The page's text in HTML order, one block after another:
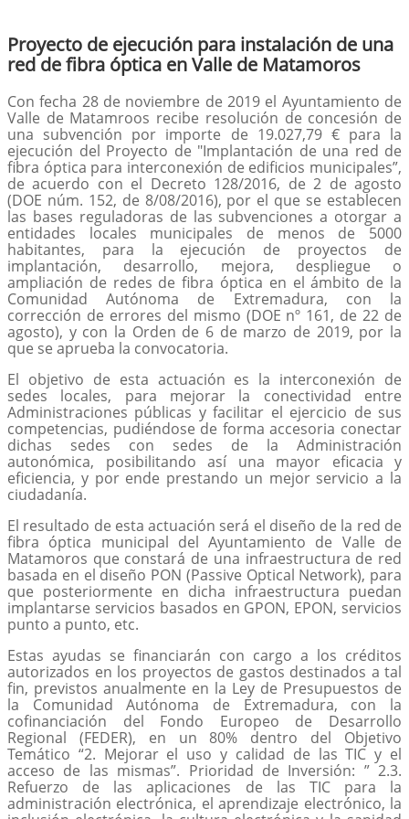
Proyecto de ejecución para instalación de una
red de fibra óptica en Valle de Matamoros
Con fecha 28 de noviembre de 2019 el Ayuntamiento de
Valle de Matamroos recibe resolución de concesión de
una subvención por importe de 19.027,79 € para la
ejecución del Proyecto de "Implantación de una red de
fibra óptica para interconexión de edificios municipales”,
de acuerdo con el Decreto 128/2016, de 2 de agosto
(DOE núm. 152, de 8/08/2016), por el que se establecen
las bases reguladoras de las subvenciones a otorgar a
entidades locales municipales de menos de 5000
habitantes, para la ejecución de proyectos de
implantación, desarrollo, mejora, despliegue o
ampliación de redes de fibra óptica en el ámbito de la
Comunidad Autónoma de Extremadura, con la
corrección de errores del mismo (DOE nº 161, de 22 de
agosto), y con la Orden de 6 de marzo de 2019, por la
que se aprueba la convocatoria.
El objetivo de esta actuación es la interconexión de
sedes locales, para mejorar la conectividad entre
Administraciones públicas y facilitar el ejercicio de sus
competencias, pudiéndose de forma accesoria conectar
dichas sedes con sedes de la Administración
autonómica, posibilitando así una mayor eficacia y
eficiencia, y por ende prestando un mejor servicio a la
ciudadanía.
El resultado de esta actuación será el diseño de la red de
fibra óptica municipal del Ayuntamiento de Valle de
Matamoros que constará de una infraestructura de red
basada en el diseño PON (Passive Optical Network), para
que posteriormente en dicha infraestructura puedan
implantarse servicios basados en GPON, EPON, servicios
punto a punto, etc.
Estas ayudas se financiarán con cargo a los créditos
autorizados en los proyectos de gastos destinados a tal
fin, previstos anualmente en la Ley de Presupuestos de
la Comunidad Autónoma de Extremadura, con la
cofinanciación del Fondo Europeo de Desarrollo
Regional (FEDER), en un 80% dentro del Objetivo
Temático “2. Mejorar el uso y calidad de las TIC y el
acceso de las mismas”. Prioridad de Inversión: ” 2.3.
Refuerzo de las aplicaciones de las TIC para la
administración electrónica, el aprendizaje electrónico, la